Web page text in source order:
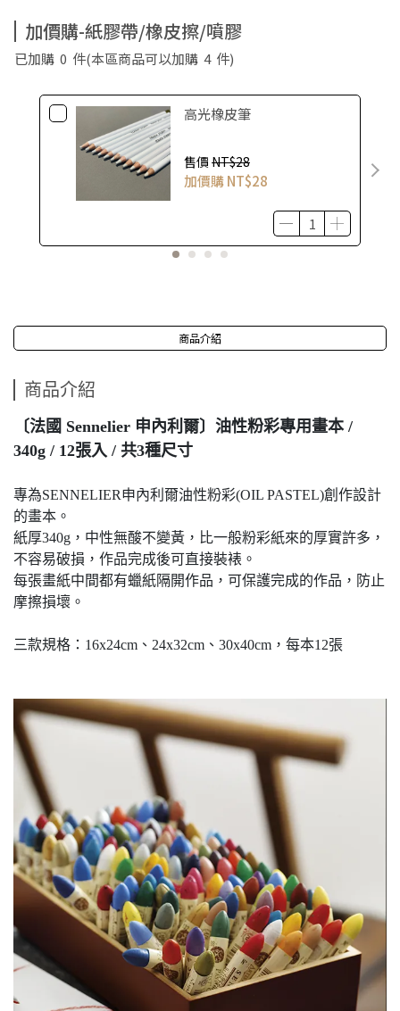
加價購-紙膠帶/橡皮擦/噴膠
已加購 0 件(本區商品可以加購 4件)
高光橡皮筆
售價 NT$28
加價購NT$28
商品介紹
商品介紹
〔法國 Sennelier 申內利爾〕油性粉彩專用畫本 /
340g / 12張入 / 共3種尺寸
專為SENNELIER申內利爾油性粉彩(OIL PASTEL)創作設計
的畫本 。
紙厚340g，中性無酸不變黃， 比一般粉彩紙來的厚實許多，
不容易破損，作品完成後可直接裝裱。
每張畫紙中間都有蠟紙隔開作品，可保護完成的作品，防止
摩擦損壞。
三款規格：16x24cm、24x32cm、30x40cm，每本12張